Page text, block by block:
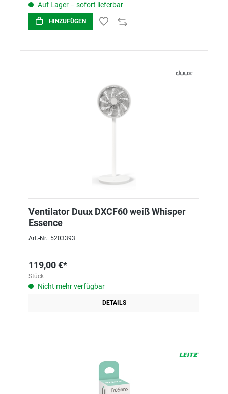
Auf Lager – sofort lieferbar
HINZUFÜGEN
Ventilator Duux DXCF60 weiß Whisper
Essence
Art.-Nr.: 5203393
119,00 €*
Stück
Nicht mehr verfügbar
DETAILS